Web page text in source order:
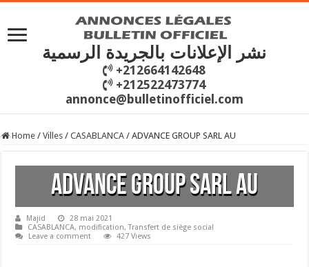
نشر الإعلانات بالجريدة الرسمية
+212664142648
+212522473774
annonce@bulletinofficiel.com
Home / Villes / CASABLANCA / ADVANCE GROUP SARL AU
ADVANCE GROUP SARL AU
Majid
28 mai 2021
CASABLANCA, modification,Transfert de siège social
Leave a comment
427 Views